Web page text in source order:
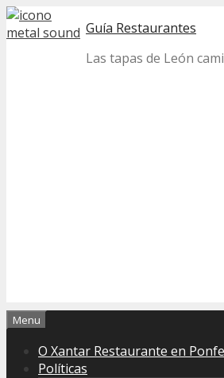
Skip
to
Guía Restaurantes
Las tapas de León
Menu
O Xantar Restaurante en
Políticas